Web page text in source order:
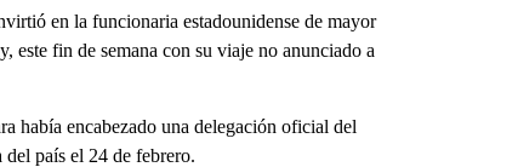
en la funcionaria estadounidense de mayor
este fin de semana con su viaje no anunciado a
había encabezado una delegación oficial del
país el 24 de febrero.